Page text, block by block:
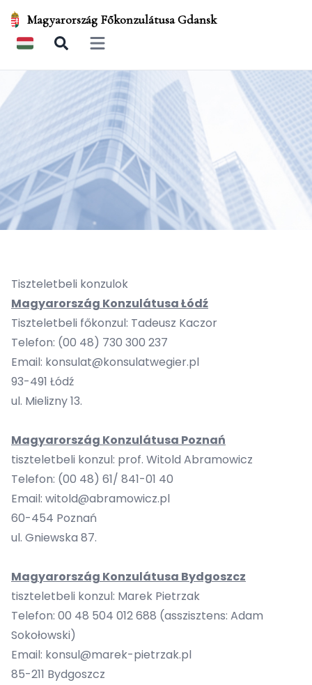
Magyarország Főkonzulátusa Gdansk
Open main menu
Tiszteletbeli konzulok
Magyarország Konzulátusa Łódź
Tiszteletbeli főkonzul: Tadeusz Kaczor
Telefon: (00 48) 730 300 237
Email: konsulat@konsulatwegier.pl
93-491 Łódź
ul. Mielizny 13.
Magyarország Konzulátusa Poznań
tiszteletbeli konzul: prof. Witold Abramowicz
Telefon: (00 48) 61/ 841-01 40
Email: witold@abramowicz.pl
60-454 Poznań
ul. Gniewska 87.
Magyarország Konzulátusa Bydgoszcz
tiszteletbeli konzul: Marek Pietrzak
Telefon: 00 48 504 012 688 (asszisztens: Adam
Sokołowski)
Email: konsul@marek-pietrzak.pl
85-211 Bydgoszcz